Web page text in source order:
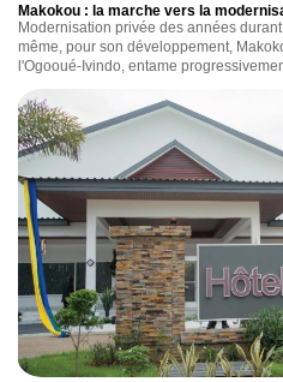
Makokou : la marche vers la
Modernisation privée des années
même, pour son développement,
l'Ogooué-Ivindo, entame
d'infrastructures dont certaines ont été
par le chef de l'Etat, Brice Clotaire Oligui
sont en voie d'achèvement, sa marche
bonheur des habitants de cette région